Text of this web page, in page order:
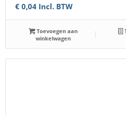
€ 0,04 Incl. BTW
Toevoegen aan
winkelwagen